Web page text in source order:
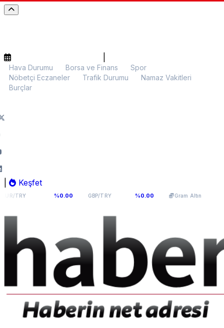
Hava Durumu Borsa ve Finans
Spor
Nöbetçi Eczaneler
Trafik Durumu
Namaz Vakitleri
Burçlar
Keşfet
%0.00 GBP/TRY 64,131 %0.00 Gram Altın6.110,65